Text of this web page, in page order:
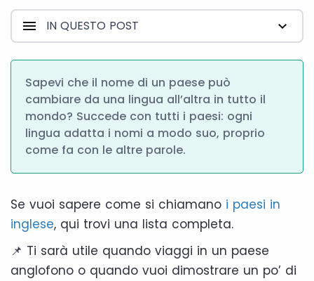
IN QUESTO POST
Sapevi che il nome di un paese può
cambiare da una lingua all’altra in tutto il
mondo? Succede con tutti i paesi: ogni
lingua adatta i nomi a modo suo, proprio
come fa con le altre parole.
Se vuoi sapere come si chiamano i paesi in
inglese, qui trovi una lista completa.
📌 Ti sarà utile quando viaggi in un paese
anglofono o quando vuoi dimostrare un po’ di